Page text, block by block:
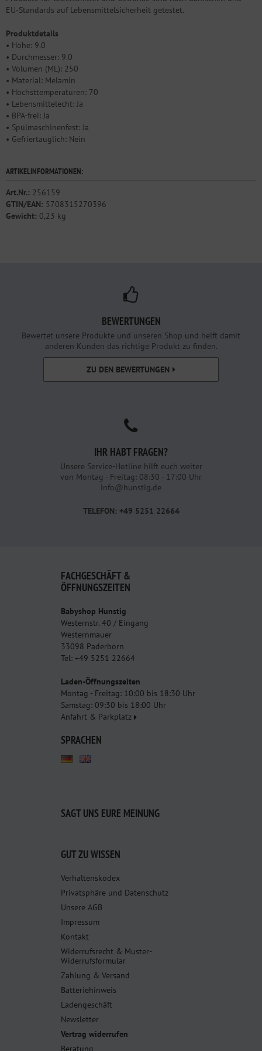
EU-Standards auf Lebensmittelsicherheit getestet.
Produktdetails
• Höhe: 9.0
• Durchmesser: 9.0
• Volumen (ML): 250
• Material: Melamin
• Höchsttemperaturen: 70
• Lebensmittelecht: Ja
• BPA-frei: Ja
• Spülmaschinenfest: Ja
• Gefriertauglich: Nein
ARTIKELINFORMATIONEN:
Art.Nr.: 256159
GTIN/EAN: 5708315270396
Gewicht: 0,23 kg
BEWERTUNGEN
Bewertet unsere Produkte und unseren Shop und helft damit
anderen Kunden das richtige Produkt zu finden.
ZU DEN BEWERTUNGEN
IHR HABT FRAGEN?
Unsere Service-Hotline hilft euch weiter
von Montag - Freitag: 08:30 - 17:00 Uhr
info@hunstig.de
TELEFON: +49 5251 22664
FACHGESCHÄFT &
ÖFFNUNGSZEITEN
Babyshop Hunstig
Westernstr. 40 / Eingang
Westernmauer
33098 Paderborn
Tel: +49 5251 22664
Laden-Öffnungszeiten
Montag - Freitag: 10:00 bis 18:30 Uhr
Samstag: 09:30 bis 18:00 Uhr
Anfahrt & Parkplatz
SPRACHEN
SAGT UNS EURE MEINUNG
GUT ZU WISSEN
Verhaltenskodex
Privatsphäre und Datenschutz
Unsere AGB
Impressum
Kontakt
Widerrufsrecht & Muster-
Widerrufsformular
Zahlung & Versand
Batteriehinweis
Ladengeschäft
Newsletter
Vertrag widerrufen
Beratung